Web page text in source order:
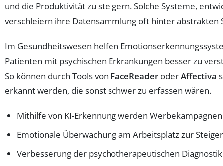
und die Produktivität zu steigern. Solche Systeme,
verschleiern ihre Datensammlung oft hinter abstrakten
Im Gesundheitswesen helfen
Patienten mit psychischen Erkrankungen besser zu
So können durch Tools von FaceReader oderAffectiva
erkannt werden, die sonst schwer zu erfassen wären.
Mithilfe von KI-Erkennung werden
Emotionale Überwachung am Arbeitsplatz zur
Verbesserung der psychotherapeutischen